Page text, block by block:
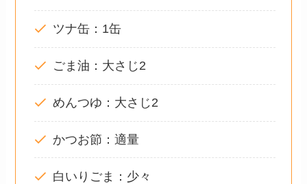
ツナ缶：1缶
ごま油：大さじ2
めんつゆ：大さじ2
かつお節：適量
白いりごま：少々